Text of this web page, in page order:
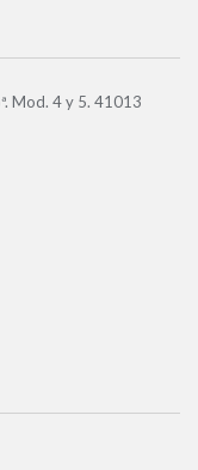
Mod. 4 y 5. 41013